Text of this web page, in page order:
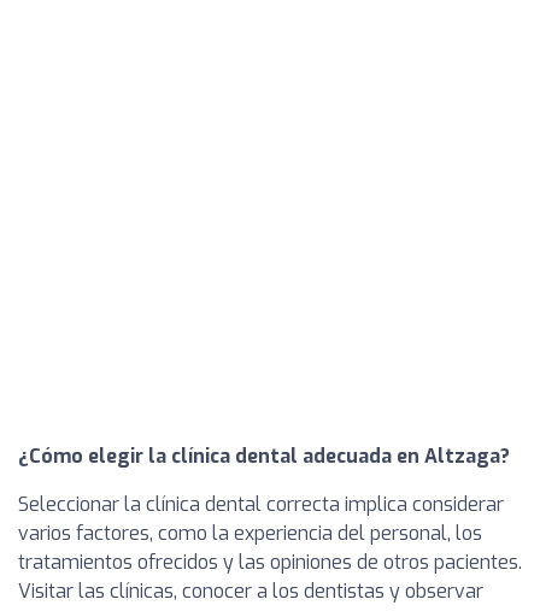
¿Cómo elegir la clínica dental adecuada en Altzaga?
Seleccionar la clínica dental correcta implica considerar
varios factores, como la experiencia del personal, los
tratamientos ofrecidos y las opiniones de otros pacientes.
Visitar las clínicas, conocer a los dentistas y observar